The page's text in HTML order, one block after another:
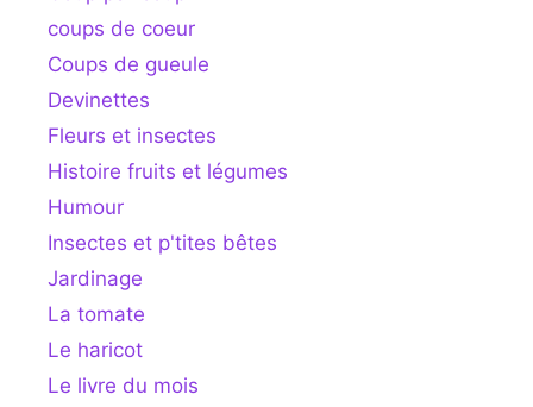
coups de coeur
Coups de gueule
Devinettes
Fleurs et insectes
Histoire fruits et légumes
Humour
Insectes et p'tites bêtes
Jardinage
La tomate
Le haricot
Le livre du mois